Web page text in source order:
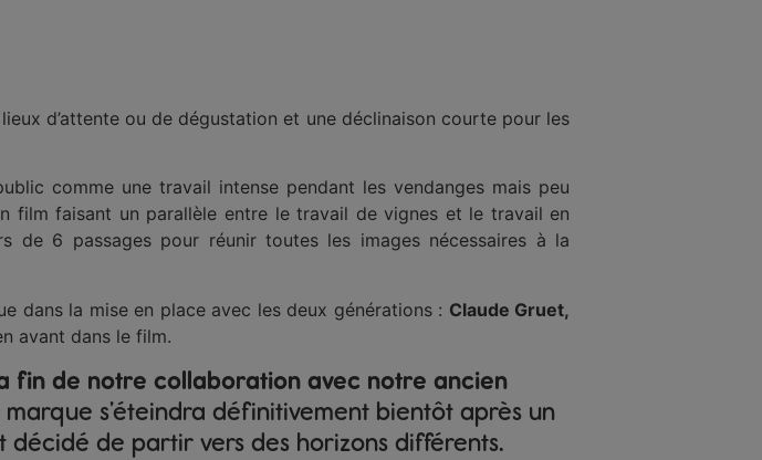
d’attente ou de dégustation et une déclinaison courte pour les
comme une travail intense pendant les vendanges mais peu
film faisant un parallèle entre le travail de vignes et le travail en
de 6 passages pour réunir toutes les images nécessaires à la
dans la mise en place avec les deux générations : Claude Gruet,
avant dans le film.
fin de notre collaboration avec notre ancien
marque s’éteindra définitivement bientôt après un
de partir vers des horizons différents.